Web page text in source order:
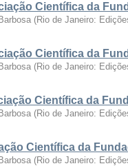
Científica da
(Rio de Janeiro:
Científica da
(Rio de Janeiro:
Científica da
(Rio de Janeiro:
Científica da
(Rio de Janeiro: